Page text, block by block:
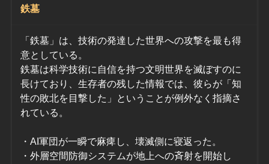
鉄墓
「鉄墓」は、技術の発達した世界への攻撃を最も得
意としている。
鉄墓は科学技術に自信を持つ文明世界を滅ぼすのに
長けており、生存者の残した情報では、彼らが「知
性の敗北を目撃した」ということが例外なく指摘さ
れている。
・AI軍団が一瞬で麻痺し、壊滅側に寝返った。
・外層空間防御システムが地上への斉射を開始し